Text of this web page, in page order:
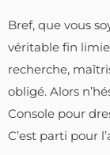
Bref, que vous
véritable fin
recherche,
obligé. Alors
Console pour
C’est parti pour